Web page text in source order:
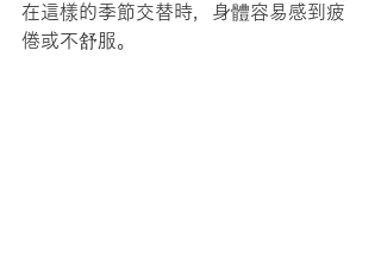
在這樣的季節交替時，身體容易感到疲
倦或不舒服。